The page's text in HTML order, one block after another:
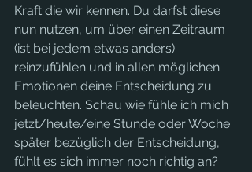
Kraft die wir kennen. Du darfst diese
nun nutzen, um über einen Zeitraum
(ist bei jedem etwas anders)
reinzufühlen und in allen möglichen
Emotionen deine Entscheidung zu
beleuchten. Schau wie fühle ich mich
jetzt/heute/eine Stunde oder Woche
später bezüglich der Entscheidung,
fühlt es sich immer noch richtig an?